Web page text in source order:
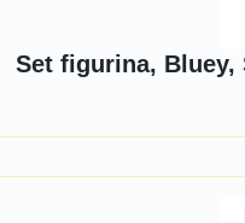
Set figurina, Bluey,